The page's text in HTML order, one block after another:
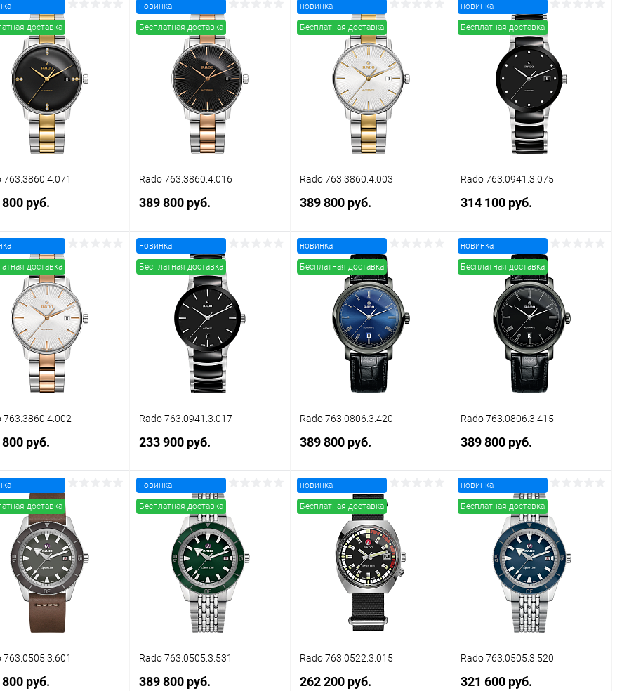
В корзину
Купить в 1
Сравнение
В избранное В наличии
В корзину
Купить в 1
Сравнение
В избранное В наличии
В корзину
Купить в 1
Сравнение
В избранное В наличии
В корзину
Купить в 1
Сравнение
В избранное В наличии
доставка
763.3860.4.071
руб.
В корзину
Купить в 1
Сравнение
В избранное В наличии
новинка
Бесплатная доставка
Rado 763.3860.4.016
389 800 руб.
В корзину
Купить в 1
Сравнение
В избранное В наличии
новинка
Бесплатная доставка
Rado 763.3860.4.003
389 800 руб.
В корзину
Купить в 1
Сравнение
В избранное В наличии
новинка
Бесплатная доставка
Rado 763.0941.3.075
314 100 руб.
В корзину
Купить в 1
Сравнение
В избранное В наличии
доставка
763.3860.4.002
руб.
В корзину
Купить в 1
Сравнение
В избранное В наличии
новинка
Бесплатная доставка
Rado 763.0941.3.017
233 900 руб.
В корзину
Купить в 1
Сравнение
В избранное В наличии
новинка
Бесплатная доставка
Rado 763.0806.3.420
389 800 руб.
В корзину
Купить в 1
Сравнение
В избранное В наличии
новинка
Бесплатная доставка
Rado 763.0806.3.415
389 800 руб.
В корзину
Купить в 1
Сравнение
В избранное В наличии
доставка
763.0505.3.601
руб.
новинка
Бесплатная доставка
Rado 763.0505.3.531
389 800 руб.
новинка
Бесплатная доставка
Rado 763.0522.3.015
262 200 руб.
новинка
Бесплатная доставка
Rado 763.0505.3.520
321 600 руб.